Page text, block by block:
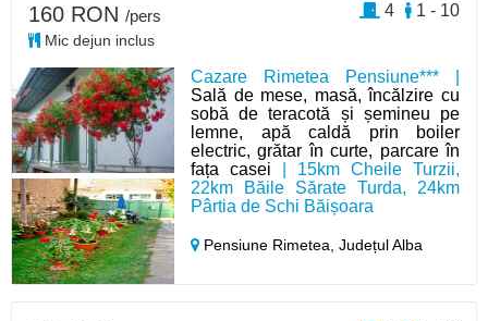
Cazare Rimetea Pensiune*** |
Sală de mese, masă, încălzire cu
sobă de teracotă și șemineu pe
lemne, apă caldă prin boiler
electric, grătar în curte, parcare în
fața casei | 15km Cheile Turzii,
22km Băile Sărate Turda, 24km
Pârtia de Schi Băișoara
Pensiune Rimetea,Județul Alba
160 RON /pers
Mic dejun inclus
1 - 10
4